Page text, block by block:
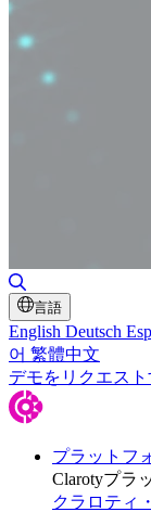
言語
English Deutsch
어 繁體中文
デモをリクエスト
プラットフ
Clarotyプラ
クラロティ